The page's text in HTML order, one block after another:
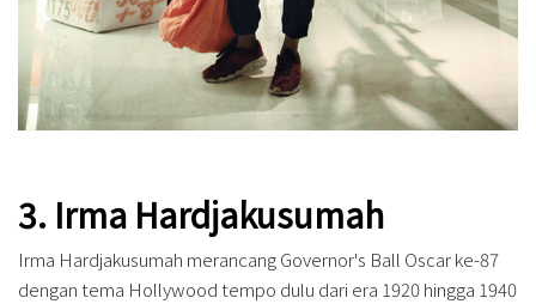
3. Irma Hardjakusumah
Irma Hardjakusumah merancang Governor's Ball Oscar ke-87
dengan tema Hollywood tempo dulu dari era 1920 hingga 1940